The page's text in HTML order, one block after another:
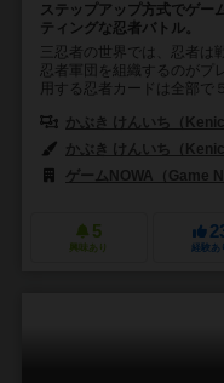
ステップアップ方式でゲー
ティングな忍者バトル。
三忍者の世界では、忍者は
忍者軍団を組織するのがプ
用する忍者カードは全部で
かぶき けんいち（
かぶき けんいち（
ゲームNOWA（Game
5
興味あり 経験あ